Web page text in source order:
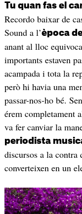
Tu quan fas el
Recordo baixar de
Sound a l’època
anant al lloc
importants estaven
acampada i tota la
però hi havia una
passar-nos-ho bé.
érem completament
va fer canviar la
periodista
discursos a la
converteixen en un